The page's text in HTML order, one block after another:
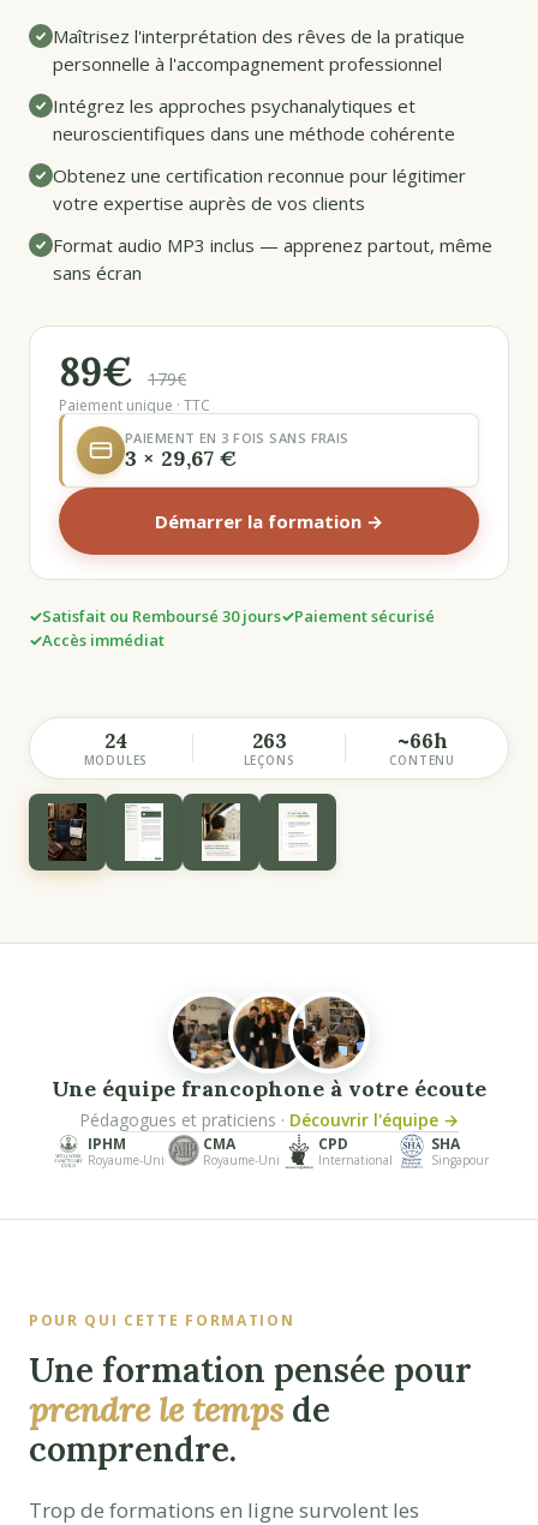
Maîtrisez l'interprétation des rêves de la pratique
personnelle à l'accompagnement professionnel
Intégrez les approches psychanalytiques et
neuroscientifiques dans une méthode cohérente
Obtenez une certification reconnue pour légitimer
votre expertise auprès de vos clients
Format audio MP3 inclus — apprenez partout, même
sans écran
89€ 179€
Paiement unique · TTC
PAIEMENT EN 3 FOIS SANS FRAIS
3 × 29,67 €
Démarrer la formation →
Satisfait ou Remboursé 30 jours
Paiement sécurisé
Accès immédiat
24
MODULES
263
LEÇONS
~66h
CONTENU
Une équipe francophone à votre écoute
Pédagogues et praticiens · Découvrir l'équipe →
IPHM
Royaume-Uni
CMA
Royaume-Uni
CPD
International
SHA
Singapour
POUR QUI CETTE FORMATION
Une formation pensée pour
prendre le temps de
comprendre.
Trop de formations en ligne survolent les